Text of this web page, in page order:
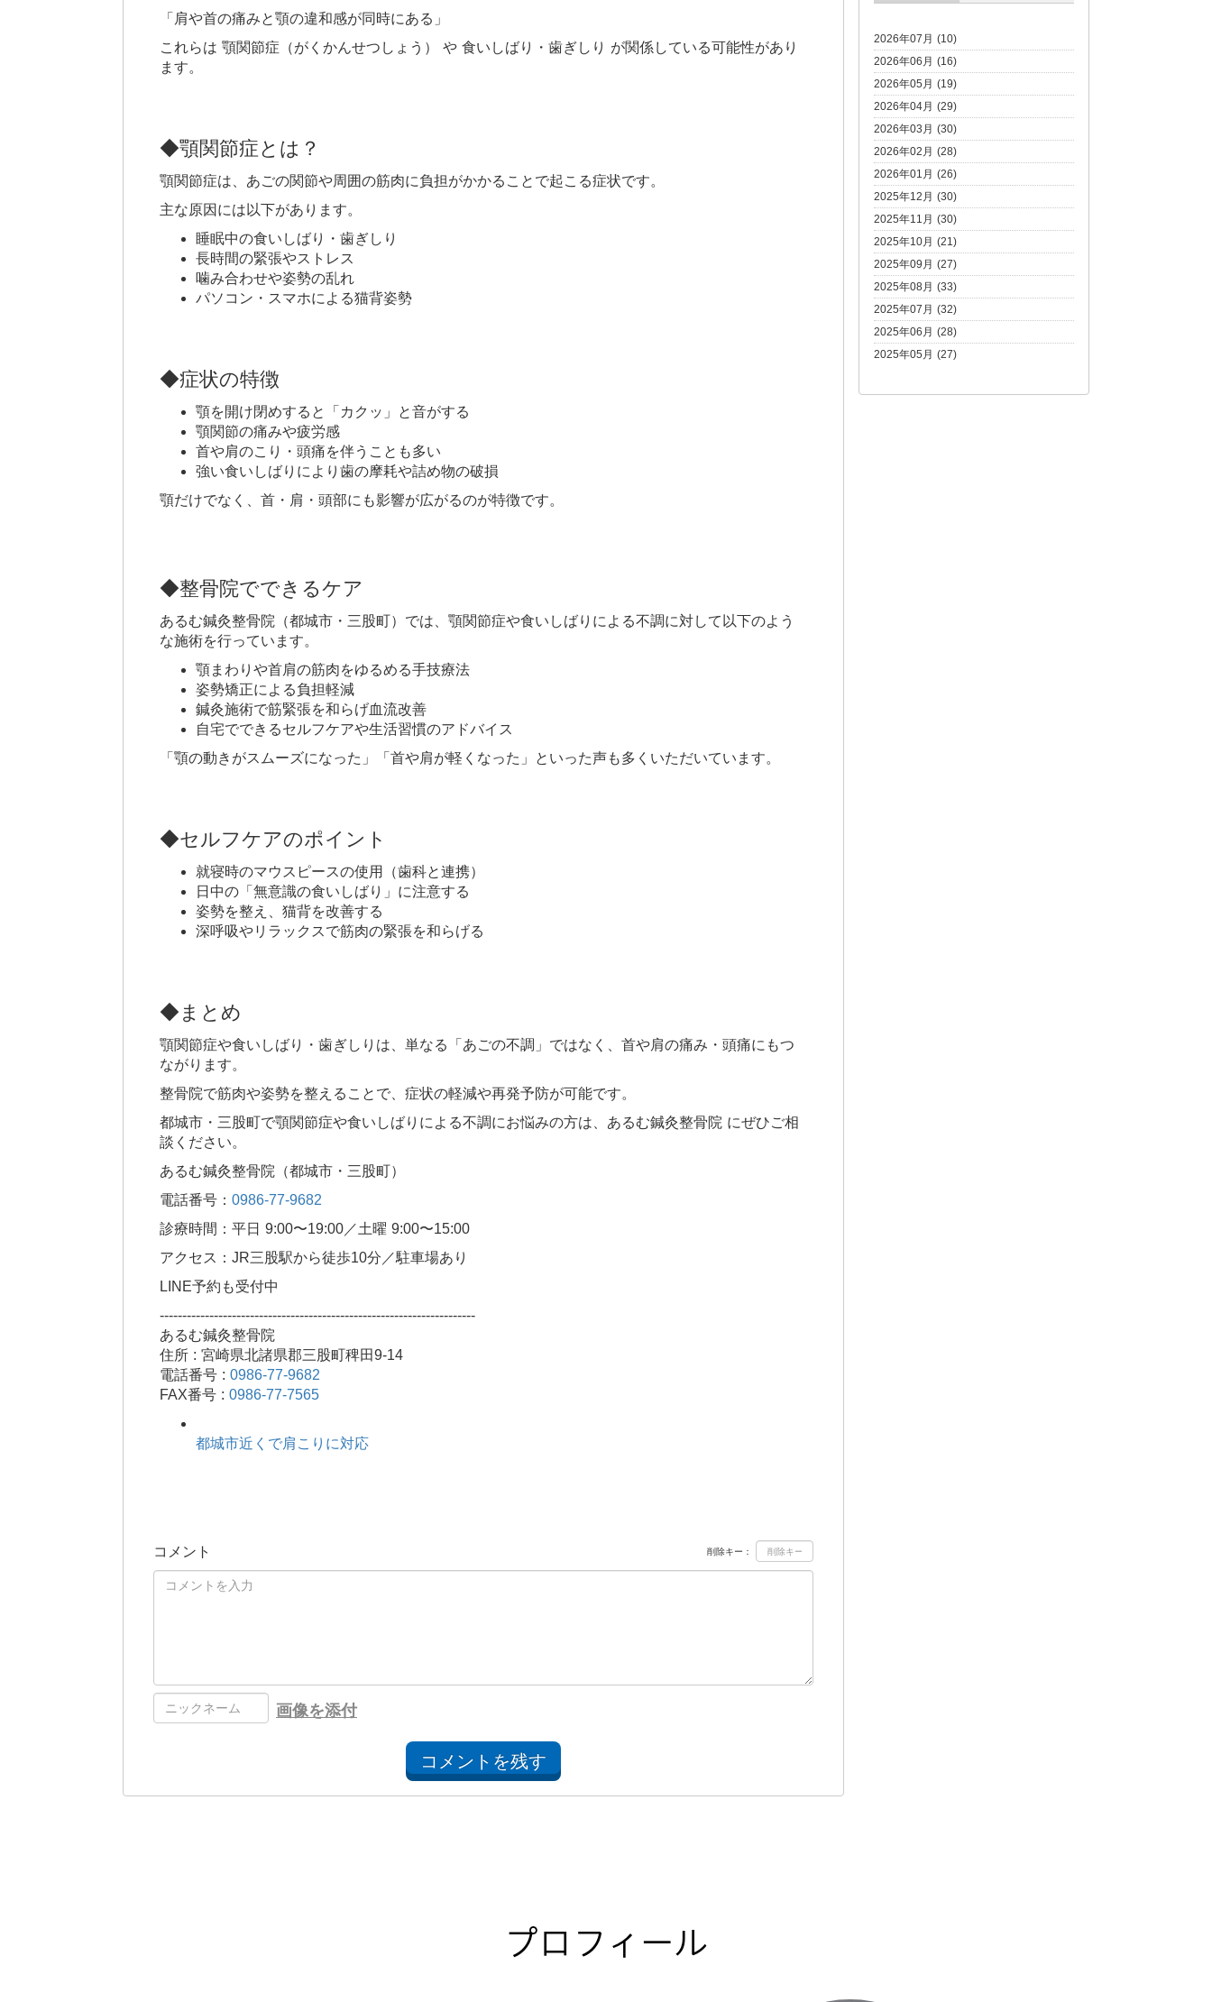
「肩や首の痛みと顎の違和感が同時にある」
これらは 顎関節症（がくかんせつしょう） や 食いしばり・歯ぎしり が関係している可能性があり
ます。
◆顎関節症とは？
顎関節症は、あごの関節や周囲の筋肉に負担がかかることで起こる症状です。
主な原因には以下があります。
睡眠中の食いしばり・歯ぎしり
長時間の緊張やストレス
噛み合わせや姿勢の乱れ
パソコン・スマホによる猫背姿勢
◆症状の特徴
顎を開け閉めすると「カクッ」と音がする
顎関節の痛みや疲労感
首や肩のこり・頭痛を伴うことも多い
強い食いしばりにより歯の摩耗や詰め物の破損
顎だけでなく、首・肩・頭部にも影響が広がるのが特徴です。
◆整骨院でできるケア
あるむ鍼灸整骨院（都城市・三股町）では、顎関節症や食いしばりによる不調に対して以下のよう
な施術を行っています。
顎まわりや首肩の筋肉をゆるめる手技療法
姿勢矯正による負担軽減
鍼灸施術で筋緊張を和らげ血流改善
自宅でできるセルフケアや生活習慣のアドバイス
「顎の動きがスムーズになった」「首や肩が軽くなった」といった声も多くいただいています。
◆セルフケアのポイント
就寝時のマウスピースの使用（歯科と連携）
日中の「無意識の食いしばり」に注意する
姿勢を整え、猫背を改善する
深呼吸やリラックスで筋肉の緊張を和らげる
◆まとめ
顎関節症や食いしばり・歯ぎしりは、単なる「あごの不調」ではなく、首や肩の痛み・頭痛にもつ
ながります。
整骨院で筋肉や姿勢を整えることで、症状の軽減や再発予防が可能です。
都城市・三股町で顎関節症や食いしばりによる不調にお悩みの方は、あるむ鍼灸整骨院 にぜひご相
談ください。
あるむ鍼灸整骨院（都城市・三股町）
電話番号： 0986-77-9682
診療時間：平日 9:00〜19:00／土曜 9:00〜15:00
アクセス：JR三股駅から徒歩10分／駐車場あり
LINE予約も受付中
----------------------------------------------------------------------
あるむ鍼灸整骨院
住所 : 宮崎県北諸県郡三股町稗田9-14
電話番号 : 0986-77-9682
FAX番号 : 0986-77-7565
都城市近くで肩こりに対応
コメント 削除キー：
画像を添付
コメントを残す
2026年07月 (10)
2026年06月 (16)
2026年05月 (19)
2026年04月 (29)
2026年03月 (30)
2026年02月 (28)
2026年01月 (26)
2025年12月 (30)
2025年11月 (30)
2025年10月 (21)
2025年09月 (27)
2025年08月 (33)
2025年07月 (32)
2025年06月 (28)
2025年05月 (27)
プロフィール